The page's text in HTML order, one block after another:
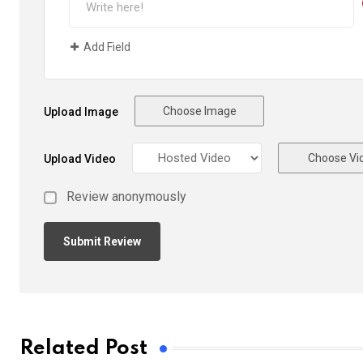
Add Field
Upload Image Choose Image
Upload Video Choose
Review anonymously
Related Post